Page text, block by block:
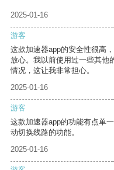
2025-01-16
游客
这款加速器app的安全性很高
放心。我以前使用过一些其他
情况，这让我非常担心。
2025-01-16
游客
这款加速器app的功能有点单
动切换线路的功能。
2025-01-16